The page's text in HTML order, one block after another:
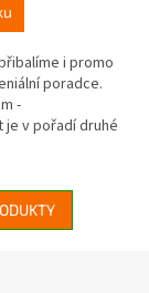
i promo
poradce.
-
v pořadí druhé